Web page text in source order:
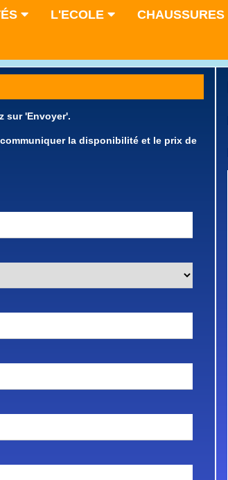
L'ECOLE CHAUSSURES
sur 'Envoyer'.
la disponibilité et le prix de